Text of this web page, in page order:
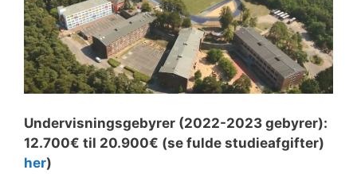
Undervisningsgebyrer (2022-2023 gebyrer):
12.700€ til 20.900€ (se fulde studieafgifter)
her)